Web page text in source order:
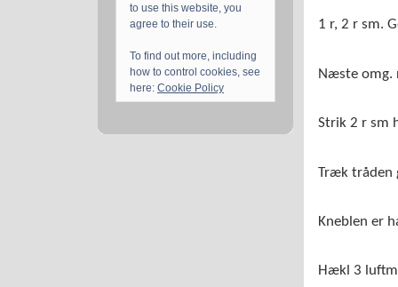
to use this website, you
agree to their use.
To find out more, including
how to control cookies, see
here: Cookie Policy
1 r, 2 r sm.
Næste omg.
Strik 2 r sm
Træk tråden
Kneblen er
Hækl 3